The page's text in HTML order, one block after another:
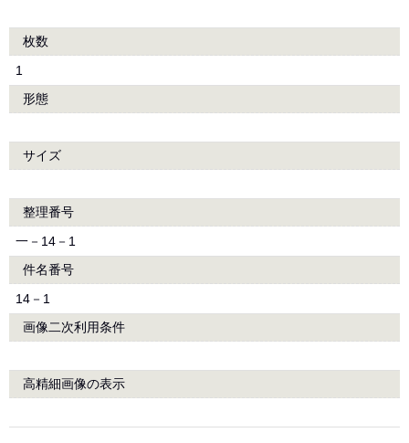
枚数
1
形態
サイズ
整理番号
一－14－1
件名番号
14－1
画像二次利用条件
高精細画像の表示